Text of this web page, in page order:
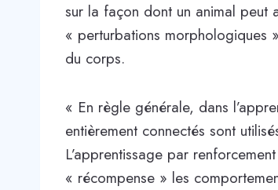
sur la façon dont un animal peut
« perturbations morphologiques
du corps.
« En règle générale, dans
entièrement connectés sont
L’apprentissage par
« récompense » les